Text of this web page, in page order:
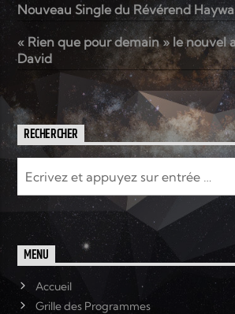
Nouveau Single du Révérend
« Rien que pour demain » le nouvel
David
RECHERCHER
MENU
Accueil
Grille des Programmes